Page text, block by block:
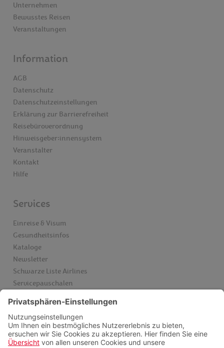
Unternehmen
Bewusstes Reisen
Veranstaltungen
Information
AGB
Datenschutz
Datenschutzeinstellungen
Erklärung zur Barrierefreiheit
Reisebüroverordnung
Hinweisgeber:innensystem
Veranstalter
Kontakt
Hilfe
Services
Einreise & Visum
Gesundheitsinfos
Kataloge
Newsletter
Schwarze Liste Airlines
Servicepauschalen
Videoberatung
FAQ